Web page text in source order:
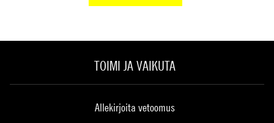
TOIMI JA VAIKUTA
Allekirjoita vetoomus